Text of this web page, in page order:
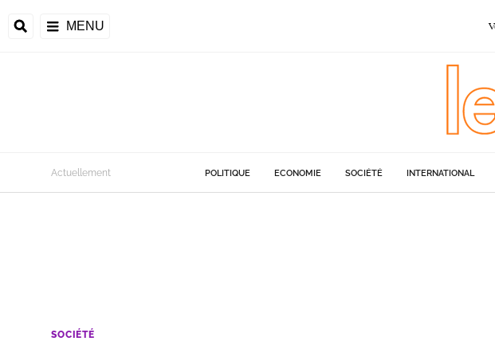
MENU
Actuellement POLITIQUE ECONOMIE SOCIÉTÉ INTERNATIONAL
SOCIÉTÉ